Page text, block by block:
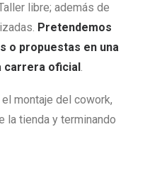
libre; además de
Pretendemos
o propuestas en una
carrera oficial.
montaje del cowork,
la tienda y terminando